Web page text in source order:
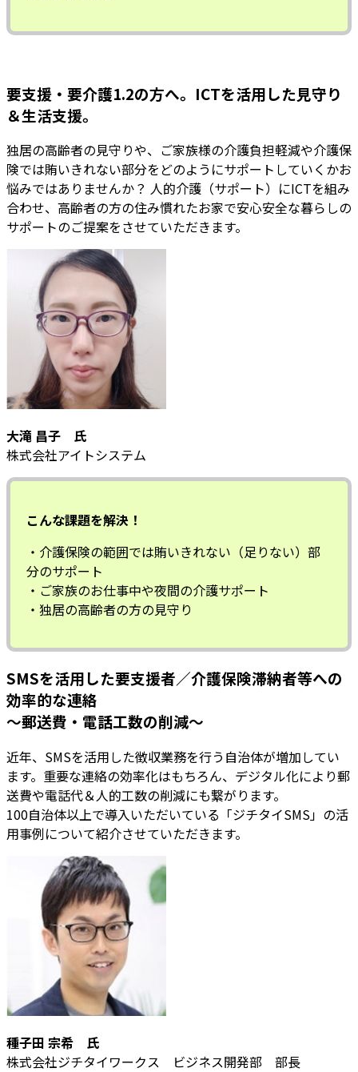
要支援・要介護1.2の方へ。ICTを活用した見守り
＆生活支援。
独居の高齢者の見守りや、ご家族様の介護負担軽減や介護保
険では賄いきれない部分をどのようにサポートしていくかお
悩みではありませんか？ 人的介護（サポート）にICTを組み
合わせ、高齢者の方の住み慣れたお家で安心安全な暮らしの
サポートのご提案をさせていただきます。
大滝 昌子 氏
株式会社アイトシステム
こんな課題を解決！
・介護保険の範囲では賄いきれない（足りない）部
分のサポート
・ご家族のお仕事中や夜間の介護サポート
・独居の高齢者の方の見守り
SMSを活用した要支援者／介護保険滞納者等への
効率的な連絡
～郵送費・電話工数の削減～
近年、SMSを活用した徴収業務を行う自治体が増加してい
ます。重要な連絡の効率化はもちろん、デジタル化により郵
送費や電話代＆人的工数の削減にも繋がります。
100自治体以上で導入いただいている「ジチタイSMS」の活
用事例について紹介させていただきます。
種子田 宗希 氏
株式会社ジチタイワークス ビジネス開発部 部長